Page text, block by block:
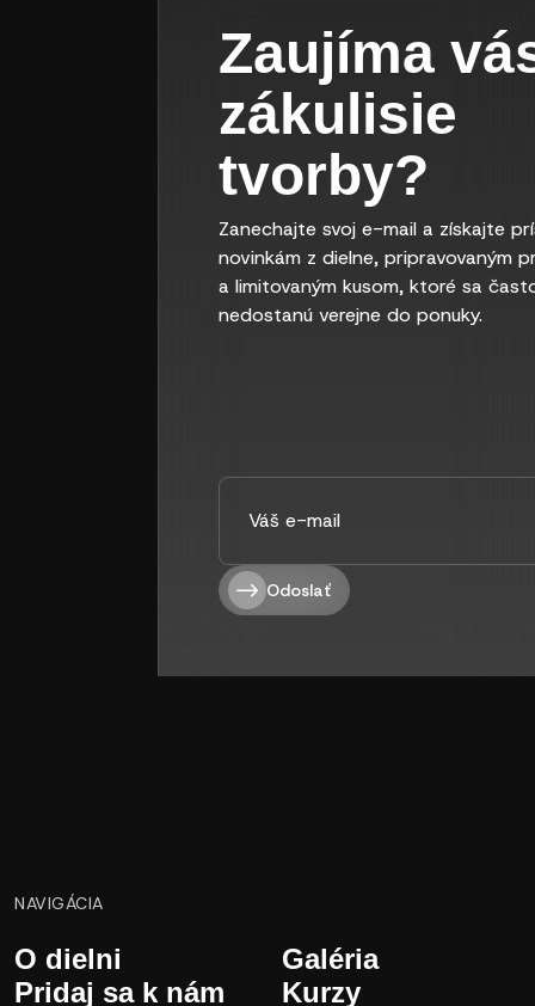
Zaujíma
zákulisie
tvorby?
Zanechajte svoj e-mail a získajte
novinkám z dielne, pripravovaným
a limitovaným kusom, ktoré sa
nedostanú verejne do ponuky.
Odoslať
NAVIGÁCIA
O dielni
Pridaj sa k nám
Galéria
Kurzy